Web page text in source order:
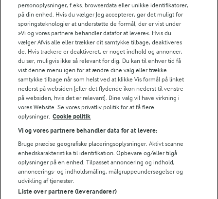
Andelshaverinfo: Mælkepris
Fødevarestyrelsens smiley-rapporter for Arla Foods
Fødevarestyrelsens smiley-rapporter for Jörd
Fødevarestyrelsens smiley-rapporter for Lurpak PB
Følg
© 2026 Arla Foods
Vælg en anden cookies
personoplysninger, f.eks. browserdata eller unikke identifikatorer,
på din enhed. Hvis du vælger Jeg accepterer, gør det muligt for
sporingsteknologier at understøtte de formål, der er vist under
»Vi og vores partnere behandler datafor at levere«. Hvis du
vælger Afvis alle eller trækker dit samtykke tilbage, deaktiveres
de. Hvis trackere er deaktiveret, er noget indhold og annoncer,
du ser, muligvis ikke så relevant for dig. Du kan til enhver tid få
vist denne menu igen for at ændre dine valg eller trække
samtykke tilbage når som helst ved at klikke Vis formål på linket
nederst på websiden [eller det flydende ikon nederst til venstre
på websiden, hvis det er relevant]. Dine valg vil have virkning i
vores Website. Se vores privatliv politik for at få flere
oplysninger. Cookie politik
Vi og vores partnere behandler data for at levere:
Bruge præcise geografiske placeringsoplysninger. Aktivt scanne
enhedskarakteristika til identifikation. Opbevare og/eller tilgå
oplysninger på en enhed. Tilpasset annoncering og indhold,
annoncerings- og indholdsmåling, målgruppeundersøgelser og
udvikling af tjenester.
Liste over partnere (leverandører)